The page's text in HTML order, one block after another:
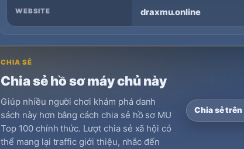
WEBSITE draxmu.online
CHIA SẺ
Chia sẻ hồ sơ máy chủ này
Giúp nhiều người chơi khám phá danh
sách này hơn bằng cách chia sẻ hồ sơ MU
Top 100 chính thức. Lượt chia sẻ xã hội có
thể mang lại traffic giới thiệu, nhắc đến
Chia sẻ